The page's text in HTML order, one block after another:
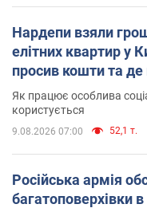
Нардепи взяли
елітних квартир у
просив кошти та де
Як працює особлива
користується
9.08.2026 07:00 52,1 т.
Російська армія
багатоповерхівки